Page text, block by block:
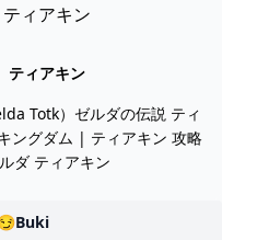
ティアキン
ティアキン
Totk）ゼルダの伝説 ティ
ングダム | ティアキン 攻略
ダ ティアキン